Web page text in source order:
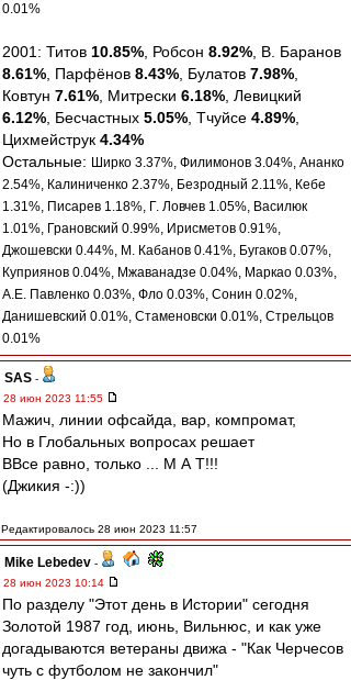
0.01%
2001: Титов 10.85% , Робсон 8.92% , В. Баранов
8.61% , Парфёнов 8.43% , Булатов 7.98%
Ковтун 7.61% , Митрески 6.18% , Левицкий
6.12% , Бесчастных 5.05% , Тчуйсе 4.89%
Цихмейструк 4.34%
Остальные: Ширко 3.37%, Филимонов 3.04%, Ананко
2.54%, Калиниченко 2.37%, Безродный 2.11%, Кебе
1.31%, Писарев 1.18%, Г. Ловчев 1.05%, Василюк
1.01%, Грановский 0.99%, Ирисметов 0.91%,
Джошевски 0.44%, М. Кабанов 0.41%, Бугаков 0.07%,
Куприянов 0.04%, Мжаванадзе 0.04%, Маркао 0.03%,
А.Е. Павленко 0.03%, Фло 0.03%, Сонин 0.02%,
Данишевский 0.01%, Стаменовски 0.01%, Стрельцов
0.01%
SAS -
28 июн 2023 11:55
Мажич, линии офсайда, вар, компромат,
Но в Глобальных вопросах решает
ВВсе равно, только ... М А Т!!!
(Джикия -:))
Редактировалось 28 июн 2023 11:57
Mike Lebedev -
28 июн 2023 10:14
По разделу "Этот день в Истории" сегодня
Золотой 1987 год, июнь, Вильнюс, и как уже
догадываются ветераны движа - "Как Черчесов
чуть с футболом не закончил"